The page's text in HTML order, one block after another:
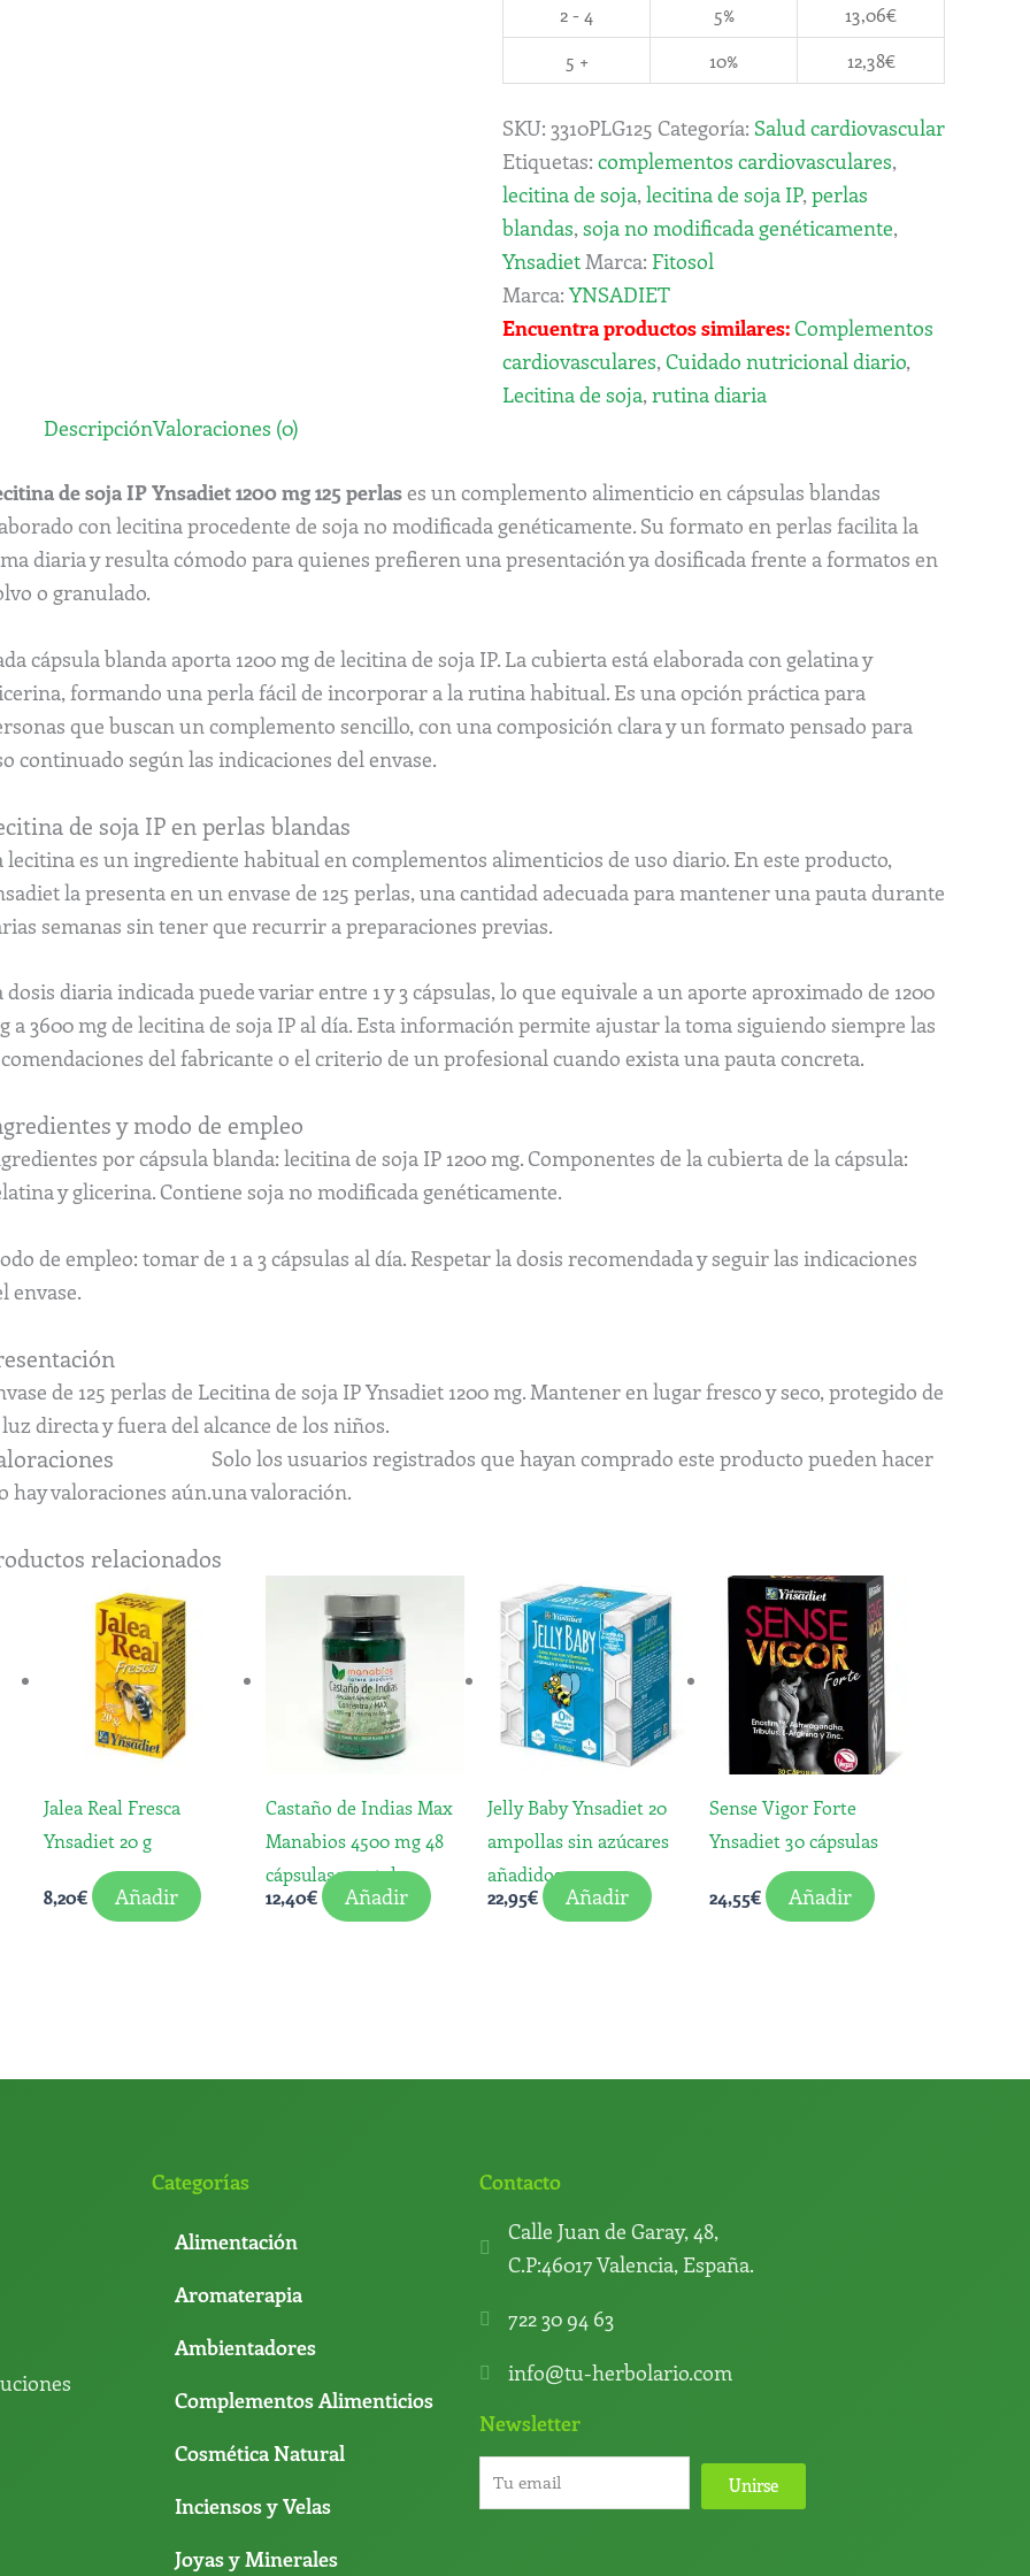
2 - 4
5% 13,06€
5 +
10% 12,38€
SKU: 3310PLG125 Categoría:Salud cardiovascular
Etiquetas:complementos cardiovasculares,
lecitina de soja,lecitina de soja IP,perlas
blandas,soja no modificada genéticamente,
YnsadietMarca: Fitosol
Marca:YNSADIET
Encuentra productos similares:Complementos
cardiovasculares,Cuidado nutricional diario,
Lecitina de soja,rutina diaria
DescripciónValoraciones (0)
de soja IP Ynsadiet 1200 mg 125 perlases un complemento alimenticio en cápsulas blandas
con lecitina procedente de soja no modificada genéticamente. Su formato en perlas facilita la
diaria y resulta cómodo para quienes prefieren una presentación ya dosificada frente a formatos en
o granulado.
cápsula blanda aporta 1200 mg de lecitina de soja IP. La cubierta está elaborada con gelatina y
formando una perla fácil de incorporar a la rutina habitual. Es una opción práctica para
que buscan un complemento sencillo, con una composición clara y un formato pensado para
continuado según las indicaciones del envase.
de soja IP en perlas blandas
lecitina es un ingrediente habitual en complementos alimenticios de uso diario. En este producto,
la presenta en un envase de 125 perlas, una cantidad adecuada para mantener una pauta durante
semanas sin tener que recurrir a preparaciones previas.
dosis diaria indicada puede variar entre 1 y 3 cápsulas, lo que equivale a un aporte aproximado de 1200
a 3600 mg de lecitina de soja IP al día. Esta información permite ajustar la toma siguiendo siempre las
del fabricante o el criterio de un profesional cuando exista una pauta concreta.
y modo de empleo
por cápsula blanda: lecitina de soja IP 1200 mg. Componentes de la cubierta de la cápsula:
y glicerina. Contiene soja no modificada genéticamente.
de empleo: tomar de 1 a 3 cápsulas al día. Respetar la dosis recomendada y seguir las indicaciones
envase.
de 125 perlas de Lecitina de soja IP Ynsadiet 1200 mg. Mantener en lugar fresco y seco, protegido de
directa y fuera del alcance de los niños.
hay valoraciones aún.
Solo los usuarios registrados que hayan comprado este producto pueden hacer
una valoración.
relacionados
Jalea Real Fresca
Ynsadiet 20 g
8,20€ Añadir
Castaño de Indias Max
Manabios 4500 mg 48
cápsulas vegetales
12,40€ Añadir
Jelly Baby Ynsadiet 20
ampollas sin azúcares
añadidos
22,95€ Añadir
Sense Vigor Forte
Ynsadiet 30 cápsulas
24,55€ Añadir
Categorías
Alimentación
Aromaterapia
Ambientadores
Complementos Alimenticios
Cosmética Natural
Inciensos y Velas
Joyas y Minerales
Contacto
Calle Juan de Garay, 48,
C.P:46017 Valencia, España.
722 30 94 63
info@tu-herbolario.com
Newsletter
Unirse